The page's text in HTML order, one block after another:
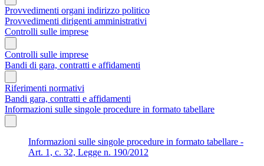
Provvedimenti organi indirizzo politico
Provvedimenti dirigenti amministrativi
Controlli sulle imprese
Controlli sulle imprese
Bandi di gara, contratti e affidamenti
Riferimenti normativi
Bandi gara, contratti e affidamenti
Informazioni sulle singole procedure in formato tabellare
Informazioni sulle singole procedure in formato tabellare -
Art. 1, c. 32, Legge n. 190/2012